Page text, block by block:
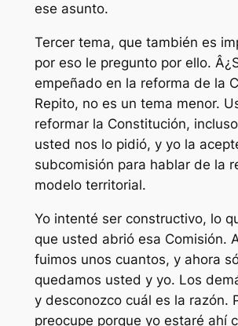
ese asunto.
Tercer tema, que también es
por eso le pregunto por ello.
empeñado en la reforma de la
Repito, no es un tema menor.
reformar la Constitución,
usted nos lo pidió, y yo la
subcomisión para hablar de la
modelo territorial.
Yo intenté ser constructivo, lo
que usted abrió esa Comisión.
fuimos unos cuantos, y ahora
quedamos usted y yo. Los
y desconozco cuál es la razón.
preocupe porque yo estaré ahí